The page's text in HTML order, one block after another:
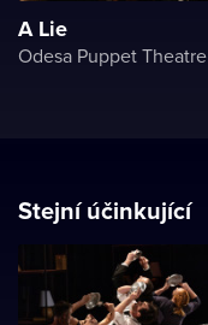
A Lie
Odesa Puppet Theatre
Stejní účinkující